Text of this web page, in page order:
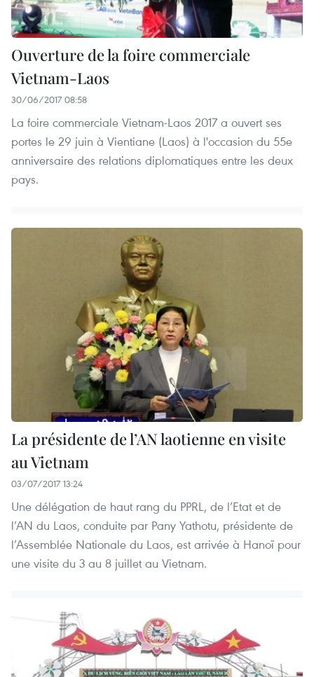
Ouverture de la foire commerciale
Vietnam-Laos
30/06/2017 08:58
La foire commerciale Vietnam-Laos 2017 a ouvert ses
portes le 29 juin à Vientiane (Laos) à l'occasion du 55e
anniversaire des relations diplomatiques entre les deux
pays.
La présidente de l’AN laotienne en visite
au Vietnam
03/07/2017 13:24
Une délégation de haut rang du PPRL, de l’Etat et de
l’AN du Laos, conduite par Pany Yathotu, présidente de
l’Assemblée Nationale du Laos, est arrivée à Hanoï pour
une visite du 3 au 8 juillet au Vietnam.